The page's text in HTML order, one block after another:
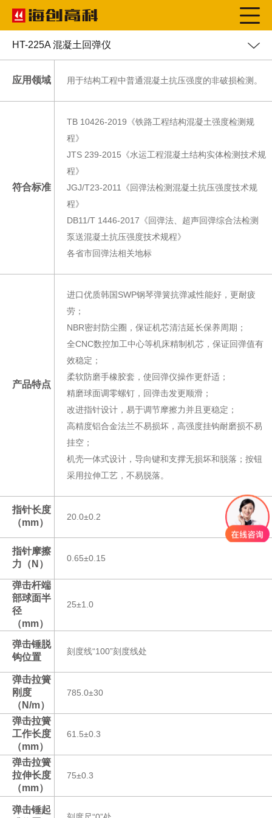
HT-225A 混凝土回弹仪
应用领域 用于结构工程中普通混凝土抗压强度的非破损检测。
符合标准
TB 10426-2019《铁路工程结构混凝土强度检测规
程》
JTS 239-2015《水运工程混凝土结构实体检测技术规
程》
JGJ/T23-2011《回弹法检测混凝土抗压强度技术规
程》
DB11/T 1446-2017《回弹法、超声回弹综合法检测
泵送混凝土抗压强度技术规程》
各省市回弹法相关地标
产品特点
进口优质韩国SWP钢琴弹簧抗弹减性能好，更耐疲
劳；
NBR密封防尘圈，保证机芯清洁延长保养周期；
全CNC数控加工中心等机床精制机芯，保证回弹值有
效稳定；
柔软防磨手橡胶套，使回弹仪操作更舒适；
精磨球面调零螺钉，回弹击发更顺滑；
改进指针设计，易于调节摩擦力并且更稳定；
高精度铝合金法兰不易损坏，高强度挂钩耐磨损不易
挂空；
机壳一体式设计，导向键和支撑无损坏和脱落；按钮
采用拉伸工艺，不易脱落。
指针长度
（mm）
20.0±0.2
指针摩擦
力（N）
0.65±0.15
弹击杆端
部球面半
径
（mm）
25±1.0
弹击锤脱
钩位置
刻度线“100”刻度线处
弹击拉簧
刚度
（N/m）
785.0±30
弹击拉簧
工作长度
（mm）
61.5±0.3
弹击拉簧
拉伸长度
（mm）
75±0.3
弹击锤起